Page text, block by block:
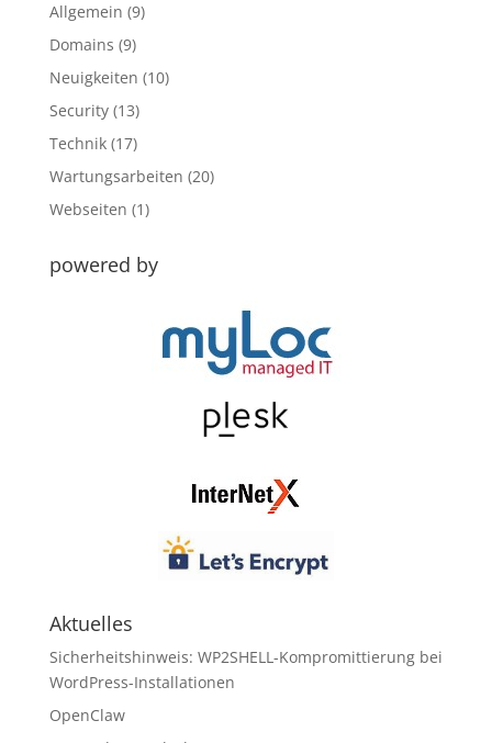
Allgemein (9)
Domains (9)
Neuigkeiten (10)
Security(13)
Technik(17)
Wartungsarbeiten (20)
Webseiten (1)
powered by
Aktuelles
Sicherheitshinweis: WP2SHELL-Kompromittierung bei
WordPress-Installationen
OpenClaw